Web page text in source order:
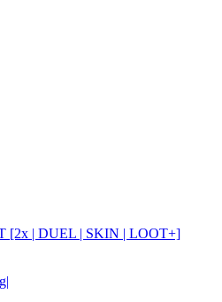
[2x | DUEL | SKIN | LOOT+]